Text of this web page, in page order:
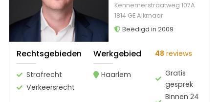
Kennemerstraatweg 107A
1814 GE Alkmaar
Beëdigd in 2009
Rechtsgebieden
Strafrecht
Verkeersrecht
Werkgebied
Haarlem
48 reviews
Gratis
gesprek
Binnen 24